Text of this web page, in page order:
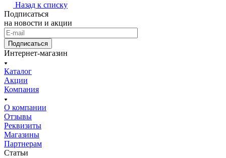
Назад к списку
Подписаться
на новости и акции
Подписаться
Интернет-магазин
Каталог
Акции
Компания
О компании
Отзывы
Реквизиты
Магазины
Партнерам
Статьи